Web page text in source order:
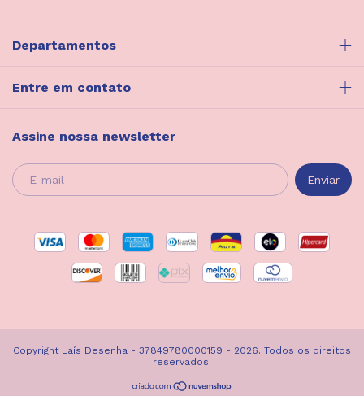
Departamentos
Entre em contato
Assine nossa newsletter
Copyright Laís Desenha - 37849780000159 - 2026. Todos os direitos
reservados.